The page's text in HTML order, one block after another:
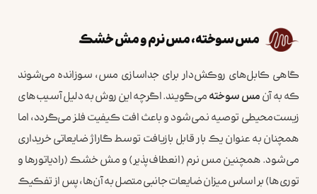
مس سوخته، مس نرم و مش خشک
گاهی کابل‌های روکش‌دار برای جداسازی مس، سوزانده می‌شوند
که به آنمس سوختهمی‌گویند. اگرچه این روش به دلیل آسیب‌های
زیست‌محیطی توصیه نمی‌شود و باعث افت کیفیت فلز می‌گردد، اما
همچنان به عنوان یک بار قابل بازیافت توسط گاراژ ضایعاتی خریداری
می‌شود. همچنین مس نرم (انعطاف‌پذیر) و مش خشک (رادیاتورها و
توری‌ها) بر اساس میزان ضایعات جانبی متصل به آن‌ها، پس از تفکیک